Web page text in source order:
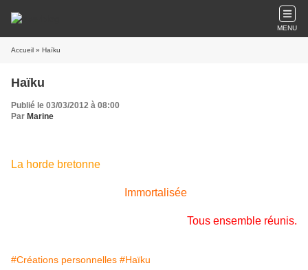
MENU
Accueil » Haïku
Haïku
Publié le 03/03/2012 à 08:00
Par Marine
La horde bretonne
Immortalisée
Tous ensemble réunis.
#Créations personnelles #Haïku